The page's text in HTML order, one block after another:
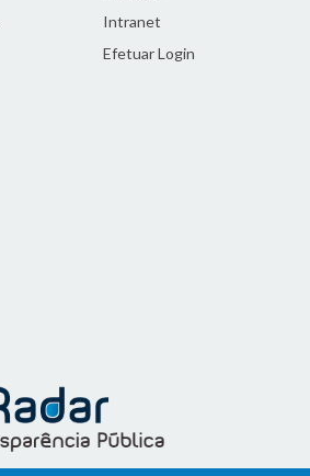
Intranet
Efetuar Login